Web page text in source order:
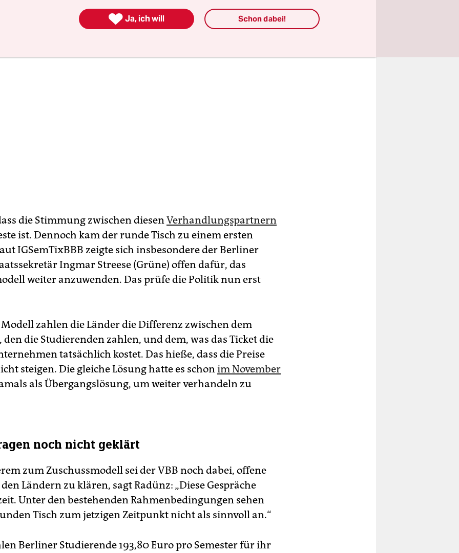
stehen können. Darauf wurde keine Rücksicht genommen.“
die Stimmung zwischen diesenVerhandlungspartnern
ist. Dennoch kam der runde Tisch zu einem ersten
IGSemTixBBB zeigte sich insbesondere der Berliner
Ingmar Streese (Grüne) offen dafür, das
weiter anzuwenden. Das prüfe die Politik nun erst
zahlen die Länder die Differenz zwischen dem
den die Studierenden zahlen, und dem, was das Ticket die
tatsächlich kostet. Das hieße, dass die Preise
steigen. Die gleiche Lösung hatte es schonim November
als Übergangslösung, um weiter verhandeln zu
noch nicht geklärt
zum Zuschussmodell sei der VBB noch dabei, offene
Ländern zu klären, sagt Radünz: „Diese Gespräche
Unter den bestehenden Rahmenbedingungen sehen
Tisch zum jetzigen Zeitpunkt nicht als sinnvoll an.“
Berliner Studierende 193,80 Euro pro Semester für ihr
 Ja, ich will Schon dabei!